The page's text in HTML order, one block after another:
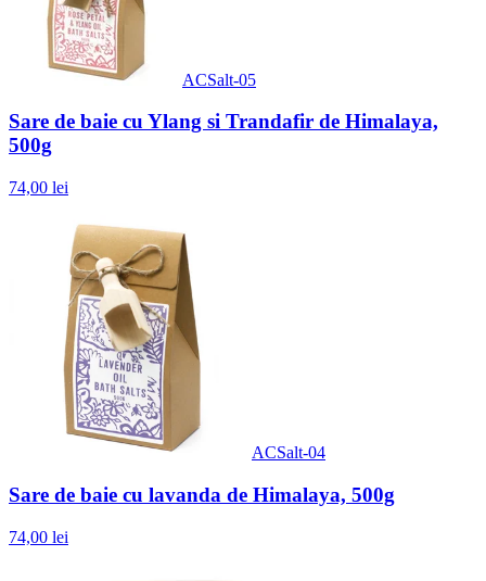
ACSalt-05
Sare de baie cu Ylang si Trandafir de Himalaya,
500g
74,00 lei
ACSalt-04
Sare de baie cu lavanda de Himalaya, 500g
74,00 lei